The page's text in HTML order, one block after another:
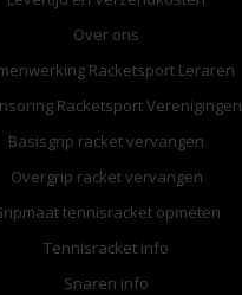
Over ons
Racketsport Leraren
Racketsport Verenigingen
Basisgrip racket vervangen
Overgrip racket vervangen
tennisracket opmeten
Tennisracket info
Snaren info